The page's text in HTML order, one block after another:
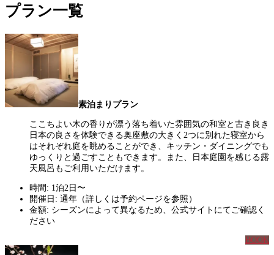
プラン一覧
素泊まりプラン
ここちよい木の香りが漂う落ち着いた雰囲気の和室と古き良き
日本の良さを体験できる奥座敷の大きく2つに別れた寝室から
はそれぞれ庭を眺めることができ、キッチン・ダイニングでも
ゆっくりと過ごすこともできます。また、日本庭園を感じる露
天風呂もご利用いただけます。
時間: 1泊2日〜
開催日: 通年（詳しくは予約ページを参照）
金額: シーズンによって異なるため、公式サイトにてご確認く
ださい
BOOK